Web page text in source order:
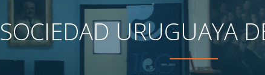
SOCIEDAD URUGUAYA